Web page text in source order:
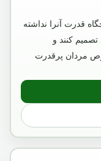
قدرت آنرا نداشته
کنند و
مردان پرقدرت
خان